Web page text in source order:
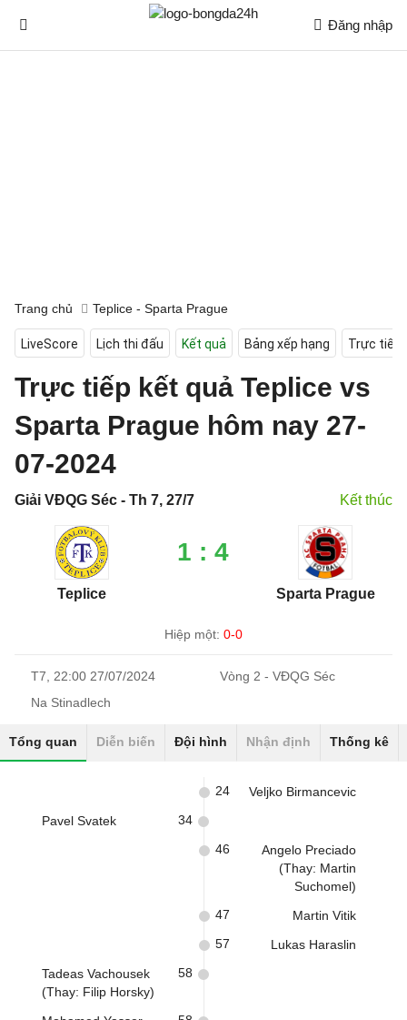
Đăng nhập
Trang chủ Teplice - Sparta Prague
LiveScore Lịch thi đấu Kết quả Bảng xếp hạng Trực tiếp
Trực tiếp kết quả Teplice vs
Sparta Prague hôm nay 27-
07-2024
Giải VĐQG Séc - Th 7, 27/7 Kết thúc
Teplice
1 : 4
Sparta Prague
Hiệp một: 0-0
T7, 22:00 27/07/2024
Vòng 2 - VĐQG Séc
Na Stinadlech
Tổng quan Diễn biến Đội hình Nhận định Thống kê
Veljko Birmancevic
24
Pavel Svatek 34
Angelo Preciado
(Thay: Martin
Suchomel)
46
Martin Vitik
47
Lukas Haraslin
57
Tadeas Vachousek
(Thay: Filip Horsky)
58